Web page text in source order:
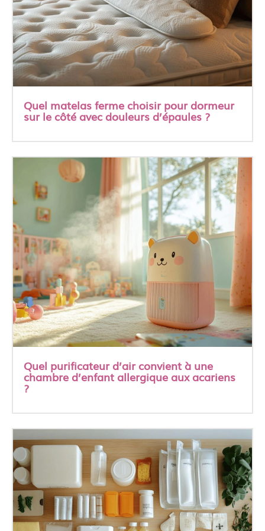
Quel matelas ferme choisir pour dormeur
sur le côté avec douleurs d’épaules ?
Quel purificateur d’air convient à une
chambre d’enfant allergique aux acariens
?